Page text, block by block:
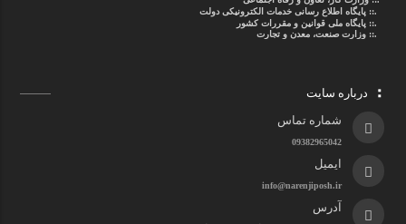
.::پایگاه اطلاع رسانی خدمات الکترونیکی دولت
.::پایگاه ملی قوانین و مقررات کشور
.:: وزارت صنعت، معدن و تجارت
درباره سایت
شماره تماس
09382965042
ایمیل
info@narenjiposh.ir
آدرس